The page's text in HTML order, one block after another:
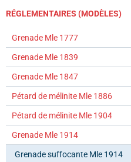
RÉGLEMENTAIRES (MODÈLES)
Grenade Mle 1777
Grenade Mle 1839
Grenade Mle 1847
Pétard de mélinite Mle 1886
Pétard de mélinite Mle 1904
Grenade Mle 1914
Grenade suffocante Mle 1914